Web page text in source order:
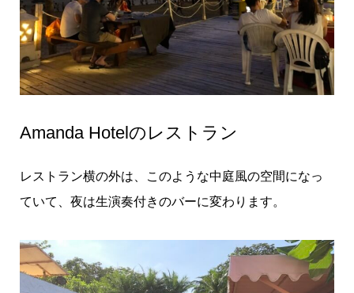
Amanda Hotelのレストラン
レストラン横の外は、このような中庭風の空間になっ
ていて、夜は生演奏付きのバーに変わります。